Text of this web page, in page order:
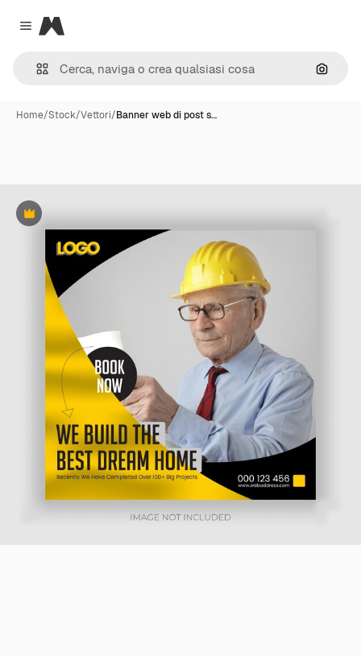
Close menu
Magnific
Cerca
Home/Stock/Vettori/Banner web di post s…
Premium